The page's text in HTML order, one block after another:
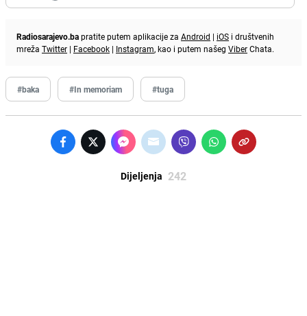
Radiosarajevo.bapratite putem aplikacije za Android | iOS i društvenih
mreža Twitter | Facebook | Instagram, kao i putem našeg ViberChata.
#baka #In memoriam #tuga
Dijeljenja 242